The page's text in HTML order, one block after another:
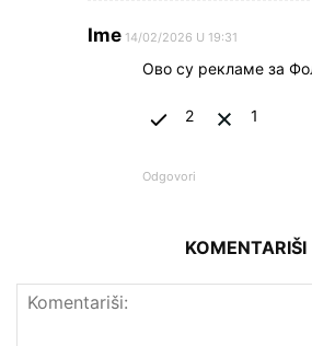
Ime 14/02/2026 U 19:31
Ово су рекламе за
2 1
Odgovori
KOMENTARIŠI